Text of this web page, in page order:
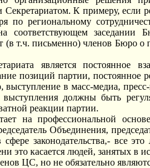
Секретариатом. К примеру, если
по региональному
соответствующем заседании
т.ч. письменно) членов Бюро о
является постоянное
позиций партии, постоянное
выступление в масс-медиа,
выступления должны быть
реакции партии.
на профессиональной
Объединения,
законодательства,- все
это касается людей, занятых в
ЦС, но не обязательно